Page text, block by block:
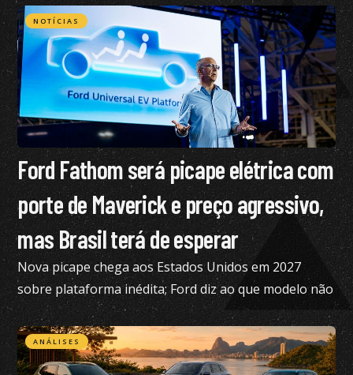
NOTÍCIAS
Ford Fathom será picape elétrica com
porte de Maverick e preço agressivo,
mas Brasil terá de esperar
Nova picape chega aos Estados Unidos em 2027
sobre plataforma inédita; Ford diz ao que modelo não
está nos planos para o Brasil no momento
ANÁLISES